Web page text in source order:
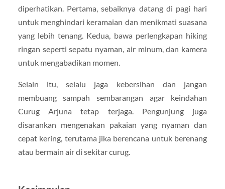
diperhatikan. Pertama, sebaiknya datang di pagi hari
untuk menghindari keramaian dan menikmati suasana
yang lebih tenang. Kedua, bawa perlengkapan hiking
ringan seperti sepatu nyaman, air minum, dan kamera
untuk mengabadikan momen.
Selain itu, selalu jaga kebersihan dan jangan
membuang sampah sembarangan agar keindahan
Curug Arjuna tetap terjaga. Pengunjung juga
disarankan mengenakan pakaian yang nyaman dan
cepat kering, terutama jika berencana untuk berenang
atau bermain air di sekitar curug.